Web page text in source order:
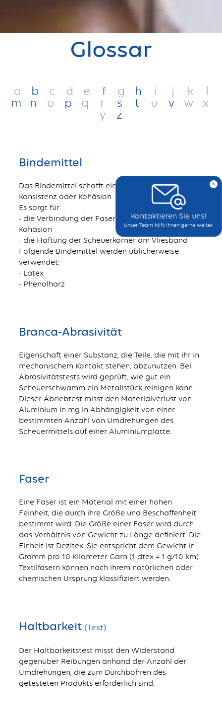
Glossar
a b c d e f g h i j k
l
m
n o p q r s t u v w
x
y
z
Bindemittel
Das Bindemittel schafft eine einheitliche, feste
Konsistenz oder Kohäsion.
Es sorgt für:
- die Verbindung der Fasern untereinander, die
Kohäsion
- die Haftung der Scheuerkörner am Vliesband
Folgende Bindemittel werden üblicherweise
verwendet:
- Latex
- Phenolharz
Branca-Abrasivität
Eigenschaft einer Substanz, die Teile, die mit ihr in
mechanischem Kontakt stehen, abzunutzen. Bei
Abrasivitätstests wird geprüft, wie gut ein
Scheuerschwamm ein Metallstück reinigen kann.
Dieser Abriebtest misst den Materialverlust von
Aluminium in mg in Abhängigkeit von einer
bestimmten Anzahl von Umdrehungen des
Scheuermittels auf einer Aluminiumplatte.
Faser
Eine Faser ist ein Material mit einer hohen
Feinheit, die durch ihre Größe und Beschaffenheit
bestimmt wird. Die Größe einer Faser wird durch
das Verhältnis von Gewicht zu Länge definiert. Die
Einheit ist Dezitex: Sie entspricht dem Gewicht in
Gramm pro 10 Kilometer Garn (1 dtex = 1 g/10 km).
Textilfasern können nach ihrem natürlichen oder
chemischen Ursprung klassifiziert werden.
Haltbarkeit (Test)
Der Haltbarkeitstest misst den Widerstand
gegenüber Reibungen anhand der Anzahl der
Umdrehungen, die zum Durchbohren des
getesteten Produkts erforderlich sind.
x
Kontaktieren Sie uns!
Unser Team hilft Ihnen gerne weiter.